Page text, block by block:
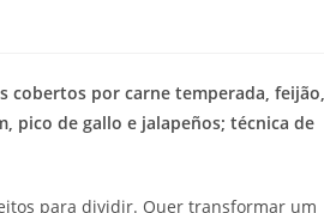
cobertos por carne temperada, feijão,
pico de gallo e jalapeños; técnica de
para dividir. Quer transformar um